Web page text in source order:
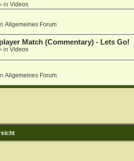
in Videos
Allgemeines Forum
Match (Commentary) - Lets Go!
in Videos
Allgemeines Forum